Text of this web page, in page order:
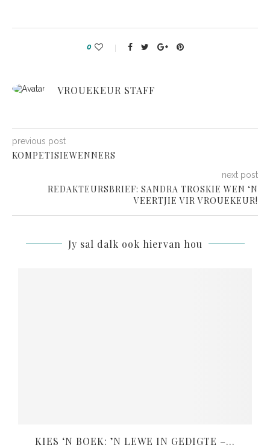
0
VROUEKEUR STAFF
previous post
KOMPETISIEWENNERS
next post
REDAKTEURSBRIEF: SANDRA TROSKIE WEN ‘N
VEERTJIE VIR VROUEKEUR!
Jy sal dalk ook hiervan hou
KIES ‘N BOEK: ’N LEWE IN GEDIGTE –...